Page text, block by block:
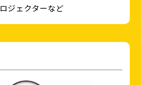
ジェクターなど